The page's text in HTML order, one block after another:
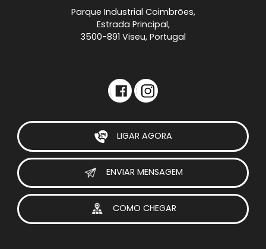
Parque Industrial Coimbrões,
Estrada Principal,
3500-891 Viseu, Portugal
LIGAR AGORA
ENVIAR MENSAGEM
COMO CHEGAR